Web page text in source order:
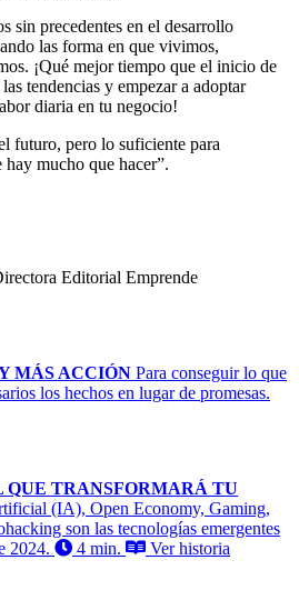
sin precedentes en el desarrollo
las forma en que vivimos,
¡Qué mejor tiempo que el inicio de
tendencias y empezar a adoptar
diaria en tu negocio!
futuro, pero lo suficiente para
hay mucho que hacer”.
Editorial Emprende
MÁS ACCIÓN Para conseguir lo que
los hechos en lugar de promesas.
TRANSFORMARÁ TU
(IA), Open Economy, Gaming,
son las tecnologías emergentes
2024.
4 min. Ver historia